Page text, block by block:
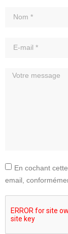
En cochant
email,